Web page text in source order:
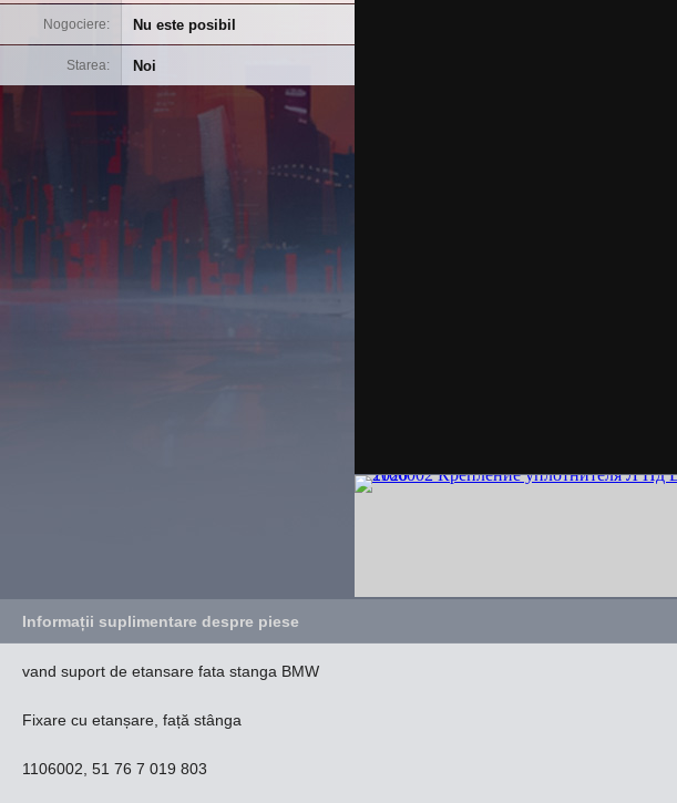
Nogociere Nu este posibil
Starea Noi
Informații suplimentare despre piese
vand suport de etansare fata stanga BMW
Fixare cu etanșare, față stânga
1106002, 51 76 7 019 803